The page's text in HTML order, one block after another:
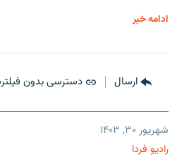
ادامه خبر
ارسال دسترسی بدون
شهریور ۳۰, ۱۴۰۳
رادیو فردا